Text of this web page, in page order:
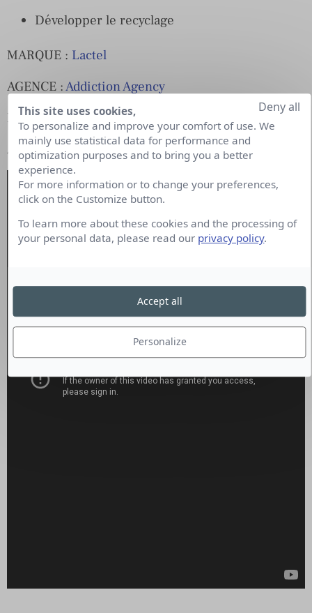
Développer le recyclage
MARQUE : Lactel
AGENCE :Addiction Agency
MÉDIA : spot pour la télévision
ANNÉE : 2020
This site uses cookies,
To personalize and improve your comfort of use. We
mainly use statistical data for performance and
optimization purposes and to bring you a better
experience.
For more information or to change your preferences,
click on the Customize button.
To learn more about these cookies and the processing of
your personal data, please read our privacy policy.
Personalize
Deny all
Accept all